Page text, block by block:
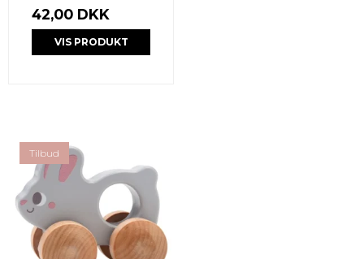
42,00 DKK
VIS PRODUKT
Tilbud